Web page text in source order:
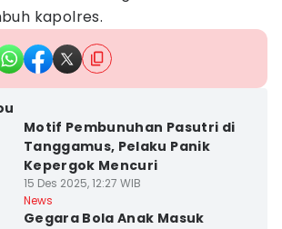
kapolres.
Motif Pembunuhan Pasutri di
Tanggamus, Pelaku Panik
Kepergok Mencuri
15 Des 2025, 12:27 WIB
News
Gegara Bola Anak Masuk